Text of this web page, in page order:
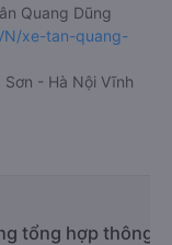
Quang Dũng
xe-tan-quang-
- Hà Nội Vĩnh
tổng hợp thông